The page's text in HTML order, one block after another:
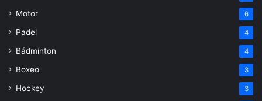
Motor 6
Padel 4
Bádminton 4
Boxeo 3
Hockey 3